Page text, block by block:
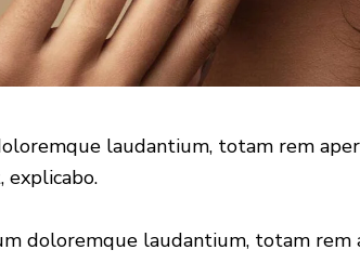
laudantium, totam rem
doloremque laudantium, totam rem